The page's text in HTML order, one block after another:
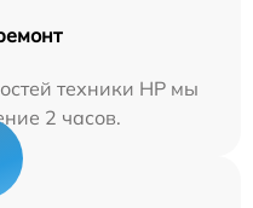
техники HP мы
2 часов.